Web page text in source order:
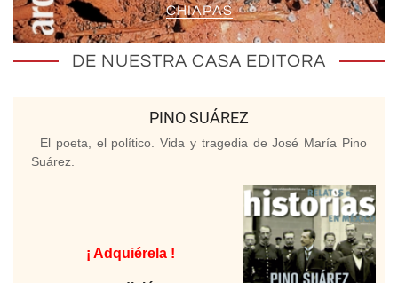
CHIAPAS
DE NUESTRA CASA EDITORA
PINO SUÁREZ
El poeta, el político. Vida y tragedia de José María Pino
Suárez.
¡ Adquiérela !